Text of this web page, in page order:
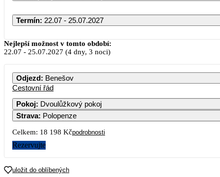
Termín: 22.07 - 25.07.2027
Nejlepší možnost v tomto období:
22.07 - 25.07.2027 (4 dny, 3 noci)
Odjezd: Benešov
Cestovní řád
Pokoj: Dvoulůžkový pokoj
Strava: Polopenze
Celkem: 18 198 Kčpodrobnosti
Rezervujte
uložit do oblíbených